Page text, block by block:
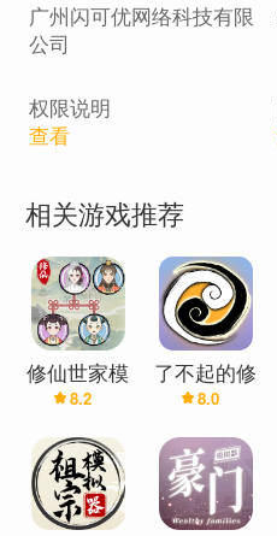
弟子需栽培，内门长老要安抚，
功法残卷得拼凑，护山大阵的灵
或纵横捭阖，或独行问道；
要权衡资源，经营宗门，于正邪
苍寰大陆三千载风云，如今由你
广州闪可优网络科技有限
公司
权限说明
查看
相关游戏推荐
修仙世家模
拟器
8.2
了不起的修
仙模拟器
8.0